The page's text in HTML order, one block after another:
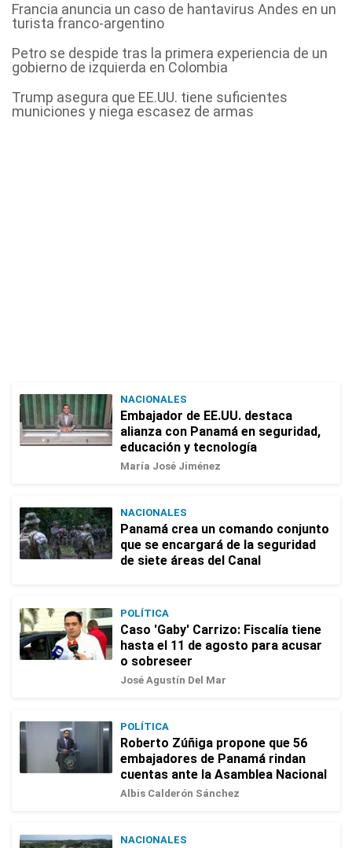
Francia anuncia un caso de hantavirus Andes en un
turista franco-argentino
Petro se despide tras la primera experiencia de un
gobierno de izquierda en Colombia
Trump asegura que EE.UU. tiene suficientes
municiones y niega escasez de armas
NACIONALES
Embajador de EE.UU. destaca
alianza con Panamá en seguridad,
educación y tecnología
María José Jiménez
NACIONALES
Panamá crea un comando conjunto
que se encargará de la seguridad
de siete áreas del Canal
POLÍTICA
Caso 'Gaby' Carrizo: Fiscalía tiene
hasta el 11 de agosto para acusar
o sobreseer
José Agustín Del Mar
POLÍTICA
Roberto Zúñiga propone que 56
embajadores de Panamá rindan
cuentas ante la Asamblea Nacional
Albis Calderón Sánchez
NACIONALES